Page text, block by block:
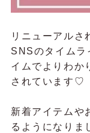
リニューアルさ
SNSのタイムラ
イムでよりわか
されています♡
新着アイテムや
るようになりま